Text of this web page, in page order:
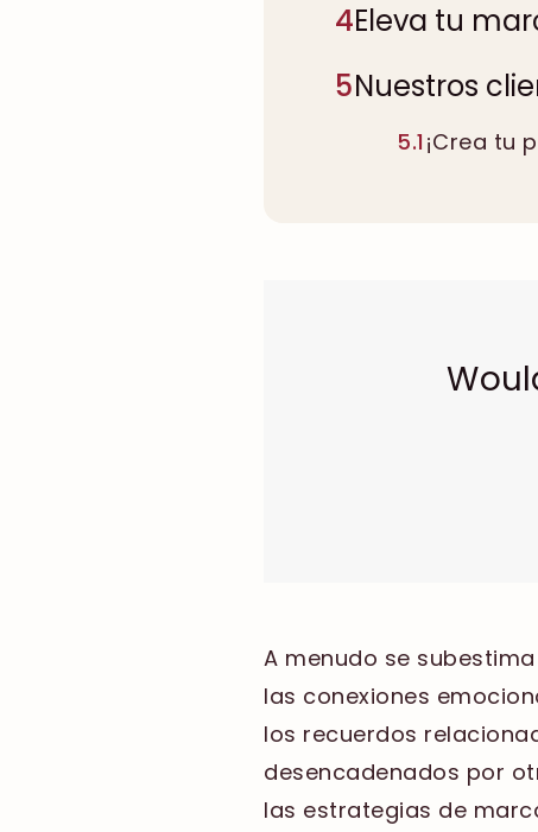
4Eleva tu
5Nuestros
5.1 ¡Crea tu
A menudo se
las conexiones
los recuerdos
desencadenados por
las estrategias de